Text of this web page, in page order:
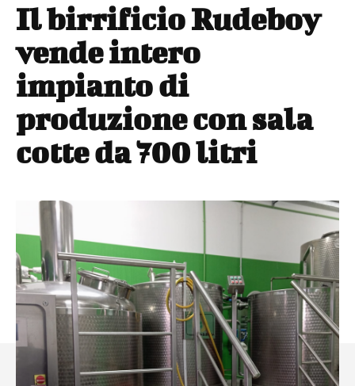
Il birrificio Rudeboy
vende intero
impianto di
produzione con sala
cotte da 700 litri